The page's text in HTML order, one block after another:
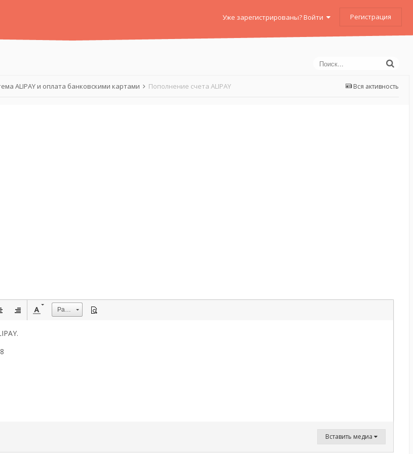
Уже зарегистрированы? Войти Регистрация
Вся активность
ALIPAY и оплата банковскими картами Пополнение счета ALIPAY
Размер
Вставить медиа